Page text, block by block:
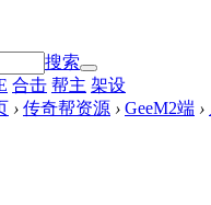
搜索
合击 帮主 架设
› 传奇帮资源 › GeeM2端 ›